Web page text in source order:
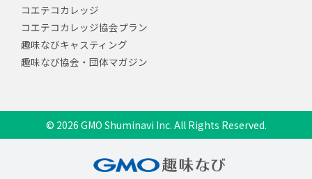
コエテコカレッジ
コエテコカレッジ協会プラン
趣味なびキャスティング
趣味なび協会・団体マガジン
© 2026 GMO Shuminavi Inc. All Rights Reserved.